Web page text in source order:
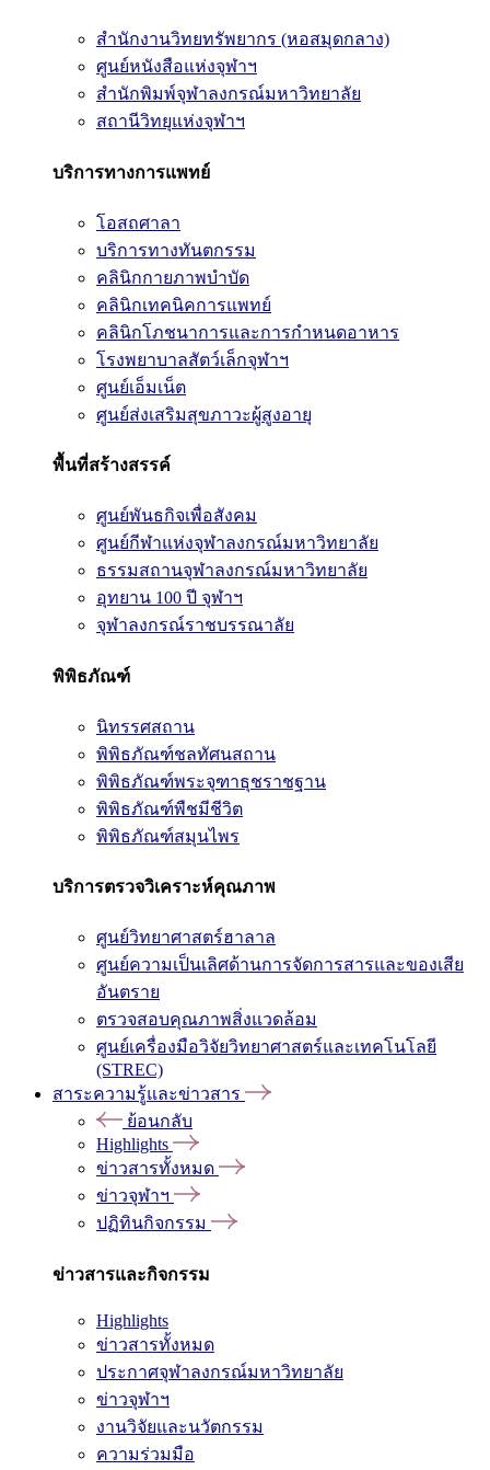
สำนักงานวิทยทรัพยากร (หอสมุดกลาง)
ศูนย์หนังสือแห่งจุฬาฯ
สำนักพิมพ์จุฬาลงกรณ์มหาวิทยาลัย
สถานีวิทยุแห่งจุฬาฯ
บริการทางการแพทย์
โอสถศาลา
บริการทางทันตกรรม
คลินิกกายภาพบำบัด
คลินิกเทคนิคการแพทย์
คลินิกโภชนาการและการกำหนดอาหาร
โรงพยาบาลสัตว์เล็กจุฬาฯ
ศูนย์เอ็มเน็ต
ศูนย์ส่งเสริมสุขภาวะผู้สูงอายุ
พื้นที่สร้างสรรค์
ศูนย์พันธกิจเพื่อสังคม
ศูนย์กีฬาแห่งจุฬาลงกรณ์มหาวิทยาลัย
ธรรมสถานจุฬาลงกรณ์มหาวิทยาลัย
อุทยาน 100 ปี จุฬาฯ
จุฬาลงกรณ์ราชบรรณาลัย
พิพิธภัณฑ์
นิทรรศสถาน
พิพิธภัณฑ์ชลทัศนสถาน
พิพิธภัณฑ์พระจุฑาธุชราชฐาน
พิพิธภัณฑ์พืชมีชีวิต
พิพิธภัณฑ์สมุนไพร
บริการตรวจวิเคราะห์คุณภาพ
ศูนย์วิทยาศาสตร์ฮาลาล
ศูนย์ความเป็นเลิศด้านการจัดการสารและของเสีย
อันตราย
ตรวจสอบคุณภาพสิ่งแวดล้อม
ศูนย์เครื่องมือวิจัยวิทยาศาสตร์และเทคโนโลยี
(STREC)
สาระความรู้และข่าวสาร
ย้อนกลับ
Highlights
ข่าวสารทั้งหมด
ข่าวจุฬาฯ
ปฏิทินกิจกรรม
ข่าวสารและกิจกรรม
Highlights
ข่าวสารทั้งหมด
ประกาศจุฬาลงกรณ์มหาวิทยาลัย
ข่าวจุฬาฯ
งานวิจัยและนวัตกรรม
ความร่วมมือ